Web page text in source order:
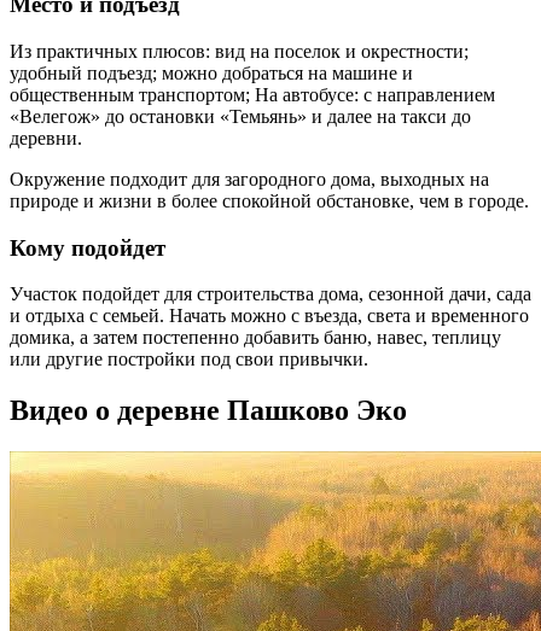
Из практичных плюсов: вид на поселок и окрестности;
удобный подъезд; можно добраться на машине и
общественным транспортом; На автобусе: с направлением
«Велегож» до остановки «Темьянь» и далее на такси до
деревни.
Окружение подходит для загородного дома, выходных на
природе и жизни в более спокойной обстановке, чем в городе.
Кому подойдет
Участок подойдет для строительства дома, сезонной дачи, сада
и отдыха с семьей. Начать можно с въезда, света и временного
домика, а затем постепенно добавить баню, навес, теплицу
или другие постройки под свои привычки.
Видео о деревне Пашково Эко